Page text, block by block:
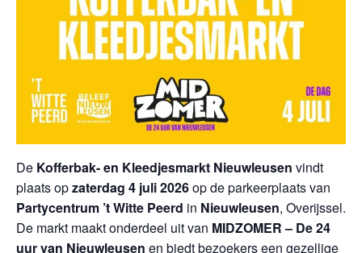
De Kofferbak- en Kleedjesmarkt Nieuwleusen vindt
plaats opzaterdag 4 juli 2026op de parkeerplaats van
Partycentrum ’t Witte Peerd in Nieuwleusen, Overijssel.
De markt maakt onderdeel uit van MIDZOMER – De 24
uur van Nieuwleusen en biedt bezoekers een gezellige